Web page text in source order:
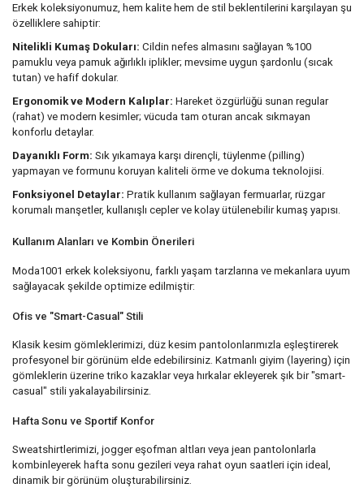
Erkek koleksiyonumuz, hem kalite hem de stil beklentilerini karşılayan şu
özelliklere sahiptir:
Nitelikli Kumaş Dokuları: Cildin nefes almasını sağlayan %100
pamuklu veya pamuk ağırlıklı iplikler; mevsime uygun şardonlu (sıcak
tutan) ve hafif dokular.
Ergonomik ve Modern Kalıplar: Hareket özgürlüğü sunan regular
(rahat) ve modern kesimler; vücuda tam oturan ancak sıkmayan
konforlu detaylar.
Dayanıklı Form: Sık yıkamaya karşı dirençli, tüylenme (pilling)
yapmayan ve formunu koruyan kaliteli örme ve dokuma teknolojisi.
Fonksiyonel Detaylar: Pratik kullanım sağlayan fermuarlar, rüzgar
korumalı manşetler, kullanışlı cepler ve kolay ütülenebilir kumaş yapısı.
Kullanım Alanları ve Kombin Önerileri
Moda1001 erkek koleksiyonu, farklı yaşam tarzlarına ve mekanlara uyum
sağlayacak şekilde optimize edilmiştir:
Ofis ve "Smart-Casual" Stili
Klasik kesim gömleklerimizi, düz kesim pantolonlarımızla eşleştirerek
profesyonel bir görünüm elde edebilirsiniz. Katmanlı giyim (layering) için
gömleklerin üzerine triko kazaklar veya hırkalar ekleyerek şık bir "smart-
casual" stili yakalayabilirsiniz.
Hafta Sonu ve Sportif Konfor
Sweatshirtlerimizi, jogger eşofman altları veya jean pantolonlarla
kombinleyerek hafta sonu gezileri veya rahat oyun saatleri için ideal,
dinamik bir görünüm oluşturabilirsiniz.